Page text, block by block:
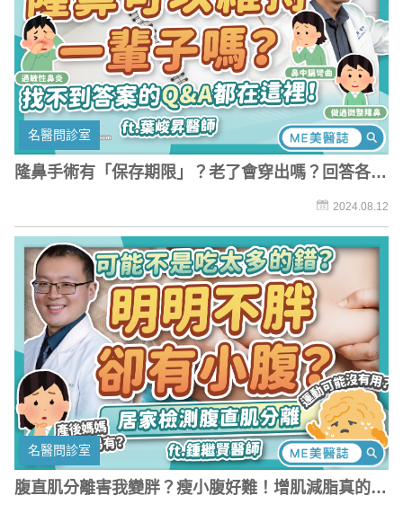
名醫問診室
隆鼻手術有「保存期限」？老了會穿出嗎？回答各種
2024.08.12
名醫問診室
腹直肌分離害我變胖？瘦小腹好難！增肌減脂真的能